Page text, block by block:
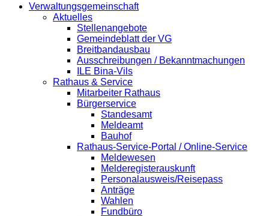
Verwaltungsgemeinschaft
Aktuelles
Stellenangebote
Gemeindeblatt der VG
Breitbandausbau
Ausschreibungen / Bekanntmachungen
ILE Bina-Vils
Rathaus & Service
Mitarbeiter Rathaus
Bürgerservice
Standesamt
Meldeamt
Bauhof
Rathaus-Service-Portal / Online-Service
Meldewesen
Melderegisterauskunft
Personalausweis/Reisepass
Anträge
Wahlen
Fundbüro